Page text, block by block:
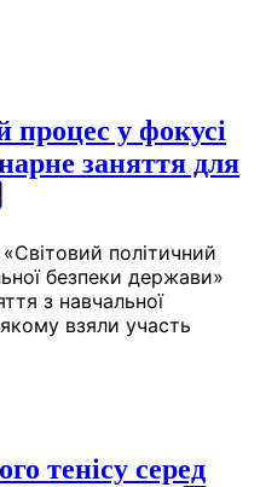
процес у фокусі
заняття для
політичний
безпеки держави»
з навчальної
взяли участь
тенісу серед